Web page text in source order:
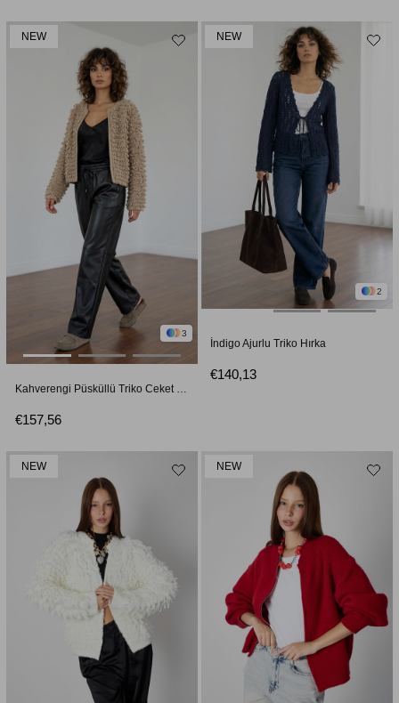
3
Kahverengi Püsküllü Triko Ceket Hırka
€157,56
NEW
2
İndigo Ajurlu Triko Hırka
€140,13
NEW
NEW NEW